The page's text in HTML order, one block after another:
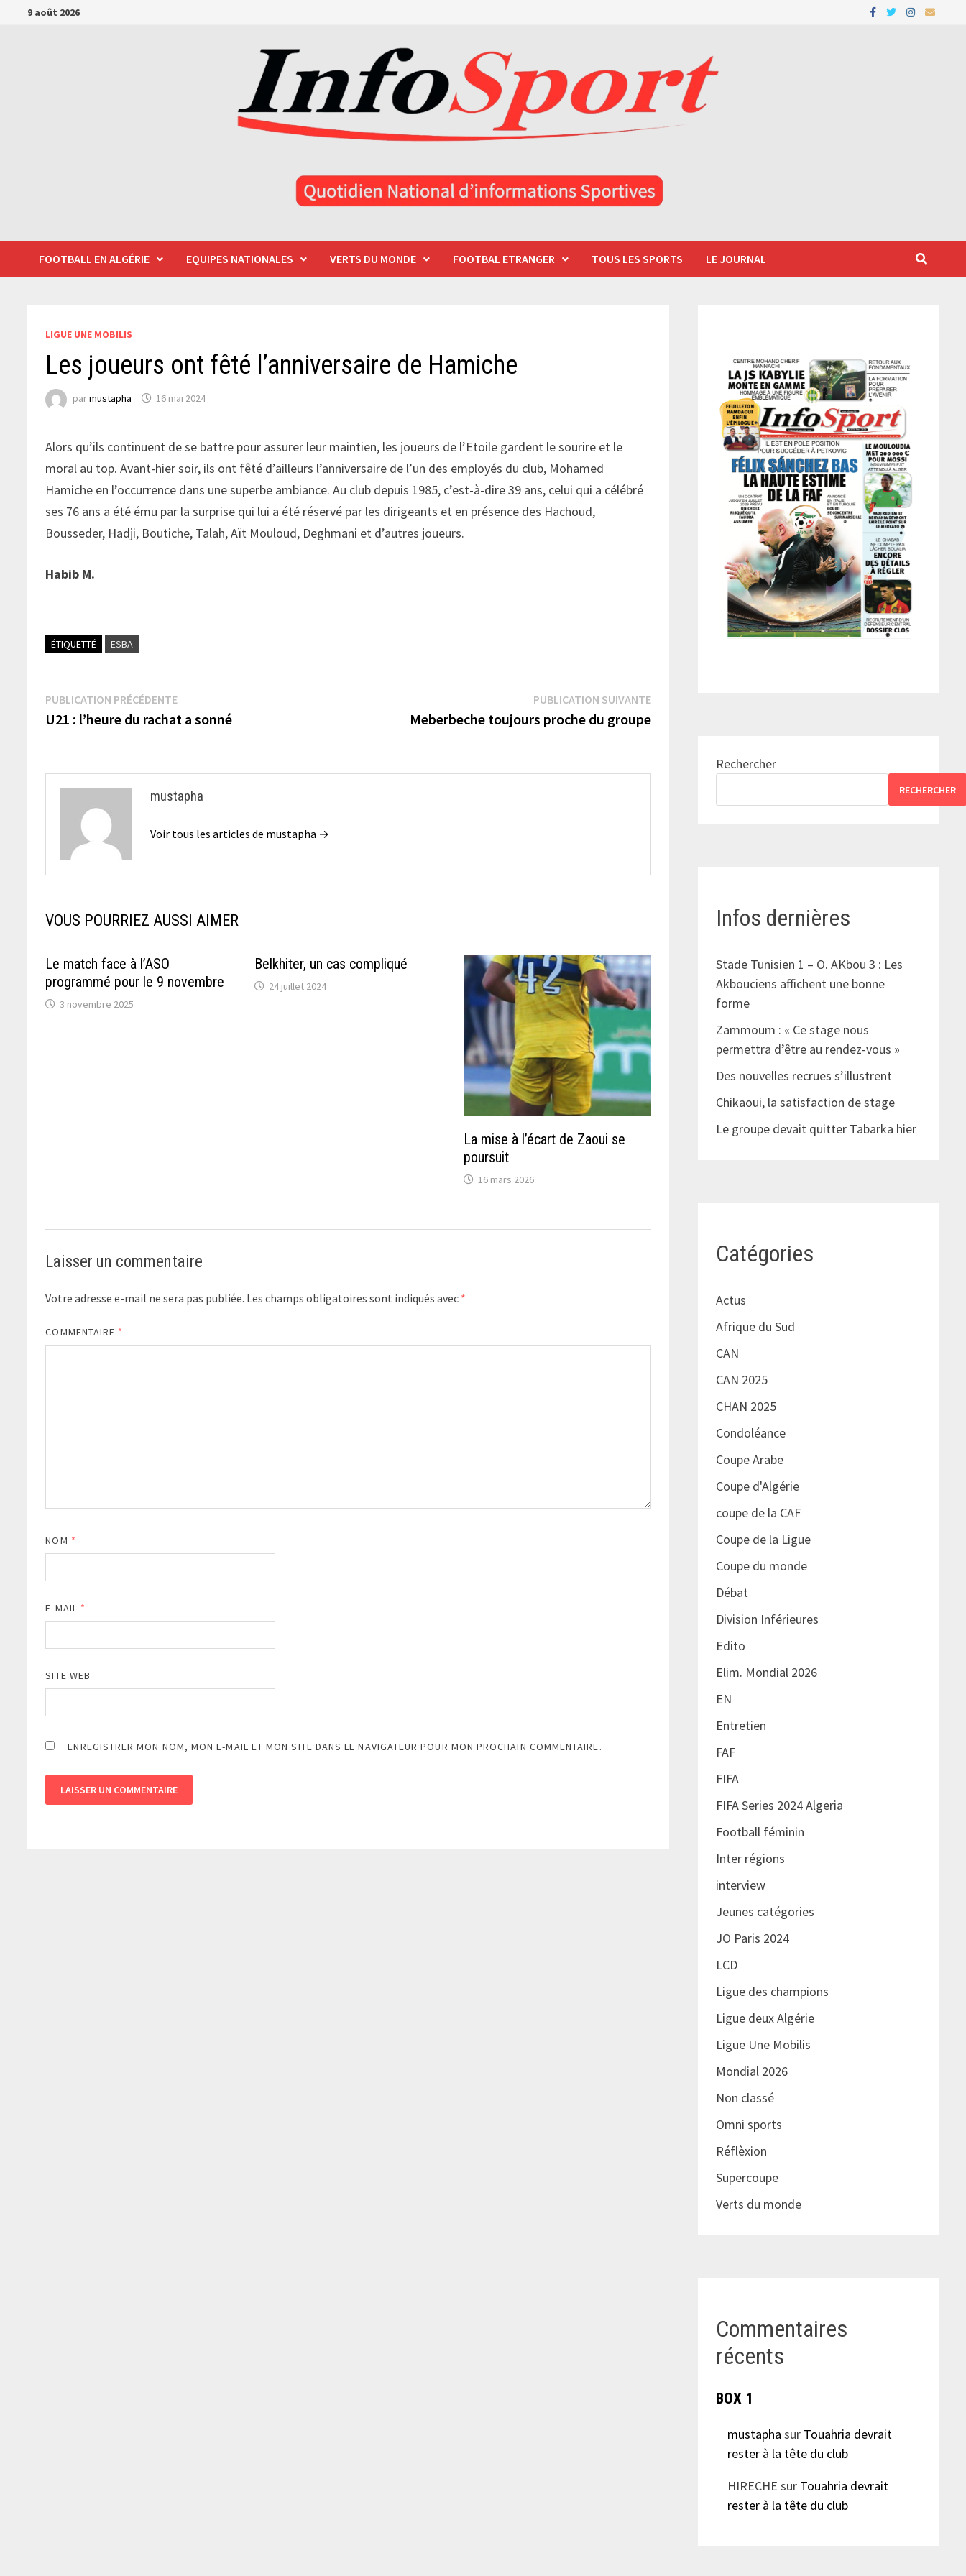
Passer9 août 2026
FOOTBALL EN ALGÉRIE EQUIPES NATIONALES VERTS DU MONDE FOOTBAL ETRANGER TOUS LES SPORTS LE JOURNAL
LIGUE UNE MOBILIS
Les joueurs ont fêté l’anniversaire de Hamiche
parmustapha 16 mai 2024
Alors qu’ils continuent de se battre pour assurer leur maintien, les joueurs de l’Etoile gardent le sourire et le
moral au top. Avant-hier soir, ils ont fêté d’ailleurs l’anniversaire de l’un des employés du club, Mohamed
Hamiche en l’occurrence dans une superbe ambiance. Au club depuis 1985, c’est-à-dire 39 ans, celui qui a célébré
ses 76 ans a été ému par la surprise qui lui a été réservé par les dirigeants et en présence des Hachoud,
Bousseder, Hadji, Boutiche, Talah, Aït Mouloud, Deghmani et d’autres joueurs.
Habib M.
ÉTIQUETTÉ ESBA
Navigation
de
PUBLICATION PRÉCÉDENTEPublication
précédente :
U21 : l’heure du rachat a sonné
PUBLICATION SUIVANTEPublication
suivante :
Meberbeche toujours proche du groupe
mustapha
Voir tous les articles de mustapha →
VOUS POURRIEZ AUSSI AIMER
Le match face à l’ASO
programmé pour le 9 novembre
3 novembre 2025
Belkhiter, un cas compliqué
24 juillet 2024
La mise à l’écart de Zaoui se
poursuit
16 mars 2026
Laisser un commentaire
Votre adresse e-mail ne sera pas publiée. Les champs obligatoires sont indiqués avec *
COMMENTAIRE *
NOM *
E-MAIL *
SITE WEB
ENREGISTRER MON NOM, MON E-MAIL ET MON SITE DANS LE NAVIGATEUR POUR MON PROCHAIN COMMENTAIRE.
Rechercher
RECHERCHER
Infos dernières
Stade Tunisien 1 – O. AKbou 3 : Les
Akbouciens affichent une bonne
forme
Zammoum : « Ce stage nous
permettra d’être au rendez-vous »
Des nouvelles recrues s’illustrent
Chikaoui, la satisfaction de stage
Le groupe devait quitter Tabarka hier
Catégories
Actus
Afrique du Sud
CAN
CAN 2025
CHAN 2025
Condoléance
Coupe Arabe
Coupe d'Algérie
coupe de la CAF
Coupe de la Ligue
Coupe du monde
Débat
Division Inférieures
Edito
Elim. Mondial 2026
EN
Entretien
FAF
FIFA
FIFA Series 2024 Algeria
Football féminin
Inter régions
interview
Jeunes catégories
JO Paris 2024
LCD
Ligue des champions
Ligue deux Algérie
Ligue Une Mobilis
Mondial 2026
Non classé
Omni sports
Réflèxion
Supercoupe
Verts du monde
Commentaires
récents
BOX 1
mustapha sur Touahria devrait
rester à la tête du club
HIRECHE sur Touahria devrait
rester à la tête du club